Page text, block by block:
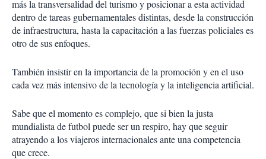
más la transversalidad del turismo y posicionar a esta actividad
dentro de tareas gubernamentales distintas, desde la construcción
de infraestructura, hasta la capacitación a las fuerzas policiales es
otro de sus enfoques.
También insistir en la importancia de la promoción y en el uso
cada vez más intensivo de la tecnología y la inteligencia artificial.
Sabe que el momento es complejo, que si bien la justa
mundialista de futbol puede ser un respiro, hay que seguir
atrayendo a los viajeros internacionales ante una competencia
que crece.